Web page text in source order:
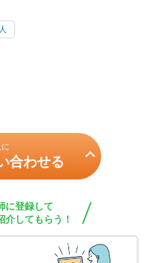
合わせる
に登録して
介してもらう！